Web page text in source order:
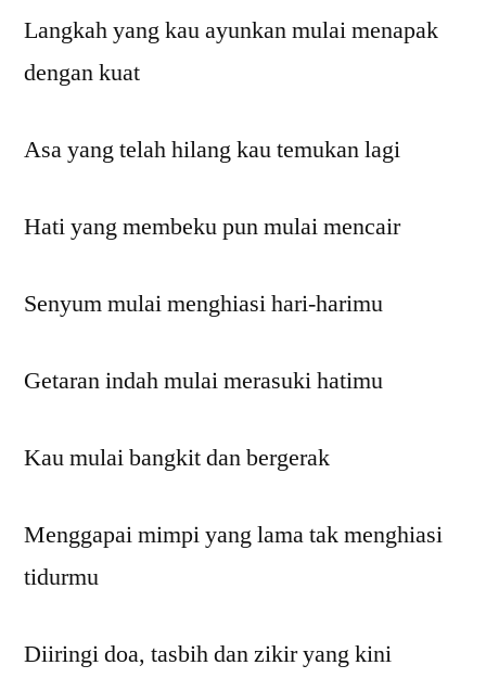
Langkah yang kau ayunkan mulai menapak
dengan kuat
Asa yang telah hilang kau temukan lagi
Hati yang membeku pun mulai mencair
Senyum mulai menghiasi hari-harimu
Getaran indah mulai merasuki hatimu
Kau mulai bangkit dan bergerak
Menggapai mimpi yang lama tak menghiasi
tidurmu
Diiringi doa, tasbih dan zikir yang kini